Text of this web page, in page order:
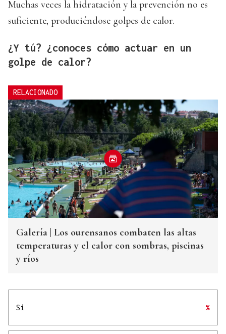
Muchas veces la hidratación y la prevención no es
suficiente, produciéndose golpes de calor.
¿Y tú? ¿conoces cómo actuar en un
golpe de calor?
RELACIONADO
Galería | Los ourensanos combaten las altas
temperaturas y el calor con sombras, piscinas
y ríos
Sí %